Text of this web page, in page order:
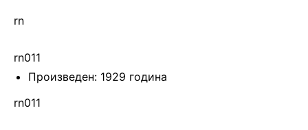
rn
rn011
Произведен: 1929 година
rn011